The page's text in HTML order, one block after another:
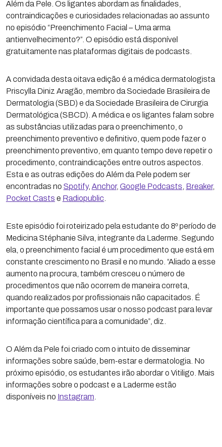
Além da Pele. Os ligantes abordam as finalidades,
contraindicações e curiosidades relacionadas ao assunto
no episódio “Preenchimento Facial – Uma arma
antienvelhecimento?”. O episódio está disponível
gratuitamente nas plataformas digitais de podcasts.
A convidada desta oitava edição é a médica dermatologista
Priscylla Diniz Aragão, membro da Sociedade Brasileira de
Dermatologia (SBD) e da Sociedade Brasileira de Cirurgia
Dermatológica (SBCD). A médica e os ligantes falam sobre
as substâncias utilizadas para o preenchimento, o
preenchimento preventivo e definitivo, quem pode fazer o
preenchimento preventivo, em quanto tempo deve repetir o
procedimento, contraindicações entre outros aspectos.
Esta e as outras edições do Além da Pele podem ser
encontradas no Spotify, Anchor, Google Podcasts Breaker,
Pocket Casts e Radiopublic
Este episódio foi roteirizado pela estudante do 8º período de
Medicina Stéphanie Silva, integrante da Laderme. Segundo
ela, o preenchimento facial é um procedimento que está em
constante crescimento no Brasil e no mundo. “Aliado a esse
aumento na procura, também cresceu o número de
procedimentos que não ocorrem de maneira correta,
quando realizados por profissionais não capacitados. É
importante que possamos usar o nosso podcast para levar
informação científica para a comunidade”, diz.
O Além da Pele foi criado com o intuito de disseminar
informações sobre saúde, bem-estar e dermatologia. No
próximo episódio, os estudantes irão abordar o Vitiligo. Mais
informações sobre o podcast e a Laderme estão
disponíveis no Instagram